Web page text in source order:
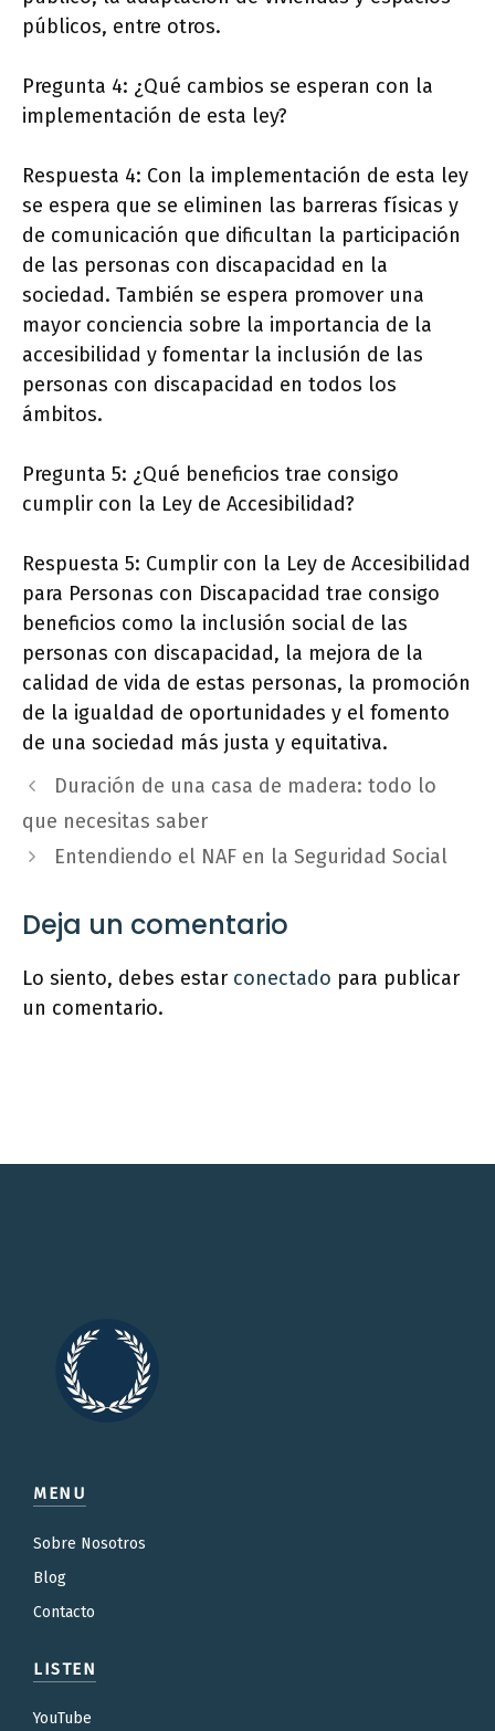
públicos, entre otros.
Pregunta 4: ¿Qué cambios se esperan con la
implementación de esta ley?
Respuesta 4: Con la implementación de esta ley
se espera que se eliminen las barreras físicas y
de comunicación que dificultan la participación
de las personas con discapacidad en la
sociedad. También se espera promover una
mayor conciencia sobre la importancia de la
accesibilidad y fomentar la inclusión de las
personas con discapacidad en todos los
ámbitos.
Pregunta 5: ¿Qué beneficios trae consigo
cumplir con la Ley de Accesibilidad?
Respuesta 5: Cumplir con la Ley de Accesibilidad
para Personas con Discapacidad trae consigo
beneficios como la inclusión social de las
personas con discapacidad, la mejora de la
calidad de vida de estas personas, la promoción
de la igualdad de oportunidades y el fomento
de una sociedad más justa y equitativa.
Duración de una casa de madera: todo lo
que necesitas saber
Entendiendo el NAF en la Seguridad Social
Deja un comentario
Lo siento, debes estar conectado para publicar
un comentario.
MENU
Sobre Nosotros
Blog
Contacto
LISTEN
YouTube